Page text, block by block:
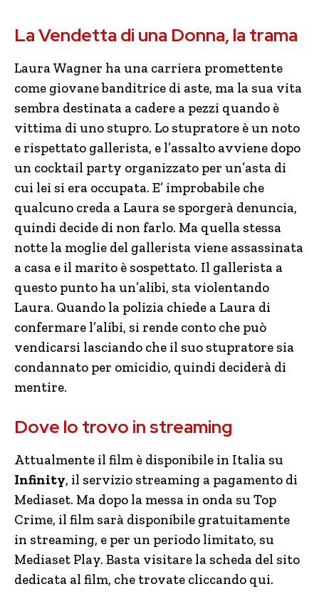
La Vendetta di una Donna, la trama
Laura Wagner ha una carriera promettente
come giovane banditrice di aste, ma la sua vita
sembra destinata a cadere a pezzi quando è
vittima di uno stupro. Lo stupratore è un noto
e rispettato gallerista, e l’assalto avviene dopo
un cocktail party organizzato per un’asta di
cui lei si era occupata. E’ improbabile che
qualcuno creda a Laura se sporgerà denuncia,
quindi decide di non farlo. Ma quella stessa
notte la moglie del gallerista viene assassinata
a casa e il marito è sospettato. Il gallerista a
questo punto ha un’alibi, sta violentando
Laura. Quando la polizia chiede a Laura di
confermare l’alibi, si rende conto che può
vendicarsi lasciando che il suo stupratore sia
condannato per omicidio, quindi deciderà di
mentire.
Dove lo trovo in streaming
Attualmente il film è disponibile in Italia su
Infinity, il servizio streaming a pagamento di
Mediaset. Ma dopo la messa in onda su Top
Crime, il film sarà disponibile gratuitamente
in streaming, e per un periodo limitato, su
Mediaset Play. Basta visitare la scheda del sito
dedicata al film, che trovate cliccando qui.